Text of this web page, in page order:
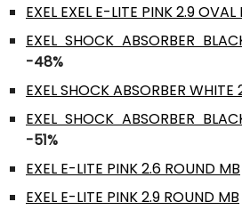
EXEL EXEL E-LITE PINK 2.9 OVAL
EXEL SHOCK ABSORBER
-48%
EXEL SHOCK ABSORBER WHITE
EXEL SHOCK ABSORBER
-51%
EXEL E-LITE PINK 2.6 ROUND MB
EXEL E-LITE PINK 2.9 ROUND MB